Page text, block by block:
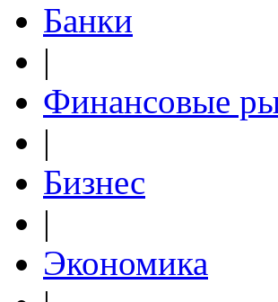
Банки
|
Финансовые
|
Бизнес
|
Экономика